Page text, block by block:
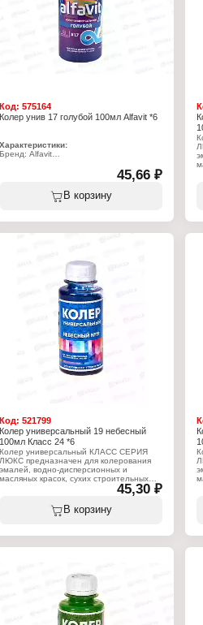
Код: 575164
Колер унив 17 голубой 100мл Alfavit *6
Характеристики:
Бренд: Alfavit
Назначение: для эмалей, водно-
дисперсионных и масляных красок
Цвет: №17 голубой
Объем: 100 мл
добавление: не более
функциональные добавки
45,66 ₽
В корзину
Код: 521799
Колер универсальный 19 небесный
100мл Класс 24 *6
Колер универсальный КЛАСС СЕРИЯ
ЛЮКС предназначен для колерования
эмалей, водно-дисперсионных и
масляных красок, сухих строительных
смесей, растворов, побелочных и других
составов. Применяется для внутренних и
наружных работ. Позволяет получить
неограниченное количество цветов и
Континенталь
Линейка: Класс 24
Назначение: универсальный, для красок
Виды работ: для внутренних и наружных
45,30 ₽
В корзину